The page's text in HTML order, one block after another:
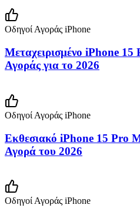
Οδηγοί Αγοράς iPhone
Μεταχειρισμένο iPhone
Αγοράς για το 2026
Οδηγοί Αγοράς iPhone
Εκθεσιακό iPhone 15 Pro
Αγορά του 2026
Οδηγοί Αγοράς iPhone